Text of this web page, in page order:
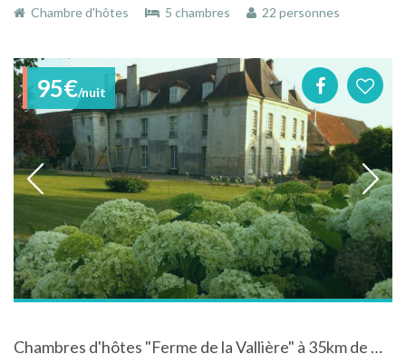
Chambre d'hôtes 5 chambres 22 personnes
95€/nuit
Chambres d'hôtes "Ferme de la Vallière" à 35km de Disneyland Paris